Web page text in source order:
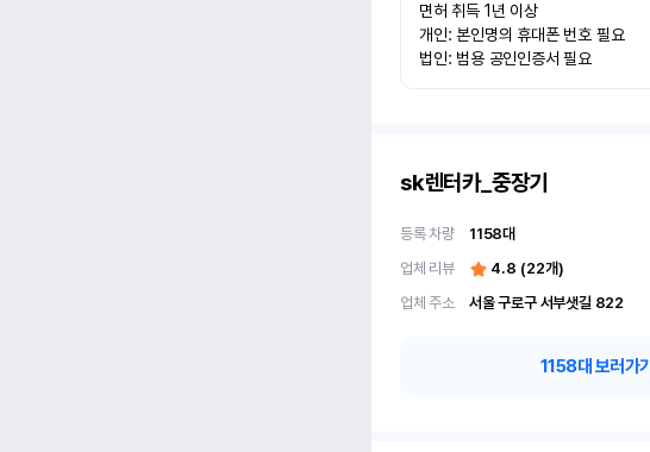
면허 취득 1년 이상
개인: 본인명의 휴대폰 번호 필요
법인: 범용 공인인증서 필요
sk렌터카_중장기
등록 차량 1158대
업체 리뷰
4.8 (22개)
업체 주소
서울 구로구 서부샛길 822
1158대 보러가기